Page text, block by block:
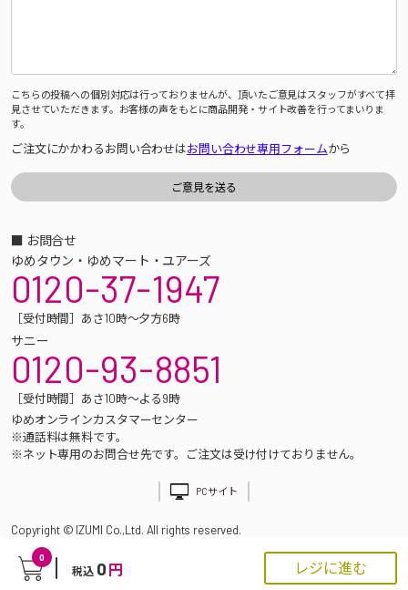
0
税込 0 円 レジに進む
こちらの投稿への個別対応は行っておりませんが、頂いたご意見はスタッフがすべて拝
見させていただきます。お客様の声をもとに商品開発・サイト改善を行ってまいりま
す。
ご注文にかかわるお問い合わせはお問い合わせ専用フォームから
■ お問合せ
ゆめタウン・ゆめマート・ユアーズ
0120-37-1947
［受付時間］あさ10時～夕方6時
サニー
0120-93-8851
［受付時間］あさ10時～よる9時
ゆめオンラインカスタマーセンター
※通話料は無料です。
※ネット専用のお問合せ先です。ご注文は受け付けておりません。
PCサイト
Copyright © IZUMI Co.,Ltd. All rights reserved.